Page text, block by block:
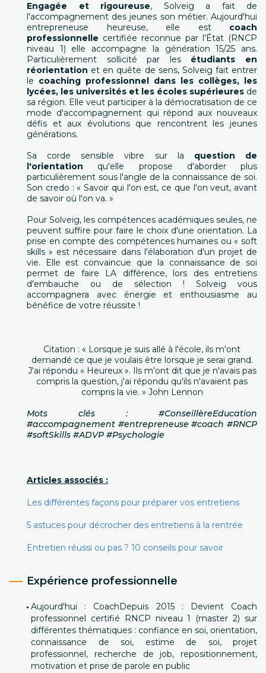
Engagée et rigoureuse, Solveig a fait de
l'accompagnement des jeunes son métier. Aujourd'hui
entrepreneuse heureuse, elle est coach
professionnelle certifiée reconnue par l’État (RNCP
niveau 1) elle accompagne la génération 15/25 ans.
Particulièrement sollicité par les étudiants en
réorientation et en quête de sens, Solveig fait entrer
le coaching professionnel dans les collèges, les
lycées, les universités et les écoles supérieures de
sa région. Elle veut participer à la démocratisation de ce
mode d'accompagnement qui répond aux nouveaux
défis et aux évolutions que rencontrent les jeunes
générations.
Sa corde sensible vibre sur la question de
l'orientation qu'elle propose d'aborder plus
particulièrement sous l'angle de la connaissance de soi.
Son credo : « Savoir qui l'on est, ce que l'on veut, avant
de savoir où l'on va. »
Pour Solveig, les compétences académiques seules, ne
peuvent suffire pour faire le choix d'une orientation. La
prise en compte des compétences humaines ou « soft
skills » est nécessaire dans l'élaboration d'un projet de
vie. Elle est convaincue que la connaissance de soi
permet de faire LA différence, lors des entretiens
d'embauche ou de sélection ! Solveig vous
accompagnera avec énergie et enthousiasme au
bénéfice de votre réussite !
Citation : « Lorsque je suis allé à l'école, ils m'ont
demandé ce que je voulais être lorsque je serai grand.
J'ai répondu « Heureux ». Ils m'ont dit que je n'avais pas
compris la question, j'ai répondu qu'ils n'avaient pas
compris la vie. » John Lennon
Mots clés : #ConseillèreEducation
#accompagnement #entrepreneuse #coach #RNCP
#softSkills #ADVP #Psychologie
Articles associés :
Les différentes façons pour préparer vos entretiens
5 astuces pour décrocher des entretiens à la rentrée
Entretien réussi ou pas ? 10 conseils pour savoir
Expérience professionnelle
Aujourd'hui : CoachDepuis 2015 : Devient Coach
professionnel certifié RNCP niveau 1 (master 2) sur
différentes thématiques : confiance en soi, orientation,
connaissance de soi, estime de soi, projet
professionnel, recherche de job, repositionnement,
motivation et prise de parole en public